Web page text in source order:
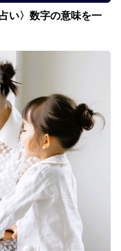
い〉数字の意味を一